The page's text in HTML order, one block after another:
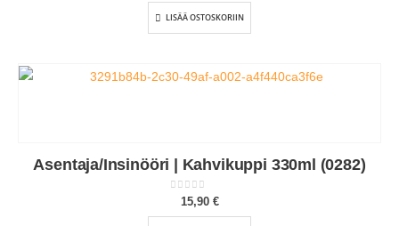
LISÄÄ OSTOSKORIIN
Asentaja/Insinööri | Kahvikuppi 330ml (0282)
out of 5
15,90 €